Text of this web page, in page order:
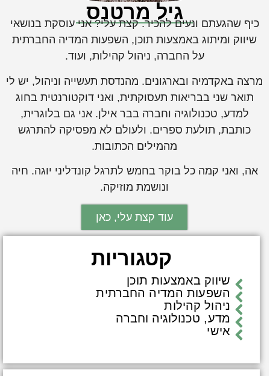
גיל מרטנס
כיף שהגעתם ונעים להכיר. קצת עלי? אני עוסקת בנושאי
שיווק ומיתוג באמצעות תוכן, השפעות המדיה החברתית
על החברה, ניהול קהילות, ועוד.
מרצה באקדמיה ובארגונים. מהנדסת תעשייה וניהול, יש לי
תואר שני בבריאות תעסוקתית, ואני דוקטורנטית בחוג
למדע, טכנולוגיה וחברה בבר אילן. אני גם בלוגרית,
כותבת, תולעת ספרים. ולעולם לא מפסיקה להתרגש
מהמילים הכתובות.
אה, ואני קמה כל בוקר בחמש לתרגל קונדליני יוגה. חיה
ונושמת מוזיקה.
עוד קצת עלי, כאן
קטגוריות
שיווק באמצעות תוכן
השפעות המדיה החברתית
ניהול קהילות
מדע, טכנולוגיה וחברה
אישי